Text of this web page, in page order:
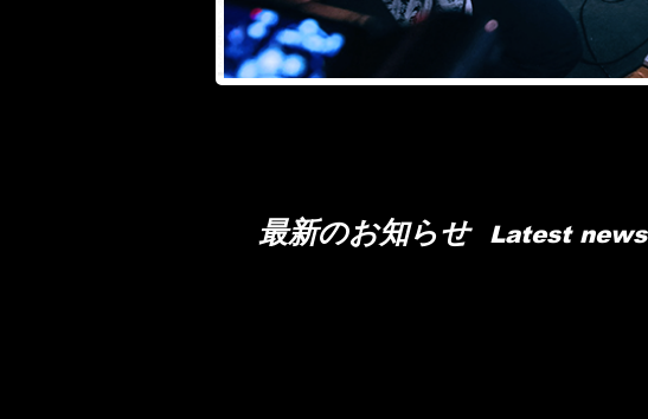
最新のお知らせ Latest news